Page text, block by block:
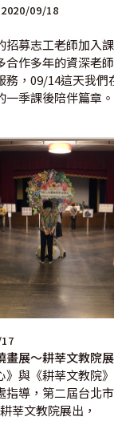
2020/09/18
招募志工老師加入
合作多年的資深老
務，09/14這天我們
季課後陪伴篇章。
畫展～耕莘文教院
》與《耕莘文教院
指導，第二屆台北
莘文教院展出，